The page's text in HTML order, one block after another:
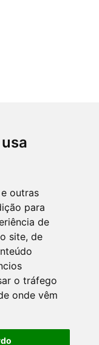
outras
para
de
site, de
o tráfego
onde vêm
– Mirassol / SP